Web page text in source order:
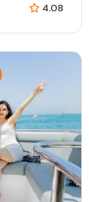
4.08